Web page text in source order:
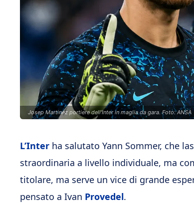
Josep Martinez portiere dell'Inter in maglia da gara. Foto: ANSA
L’Inter ha salutato Yann Sommer, che
straordinaria a livello individuale, ma
titolare, ma serve un vice di grande
pensato a Ivan Provedel.